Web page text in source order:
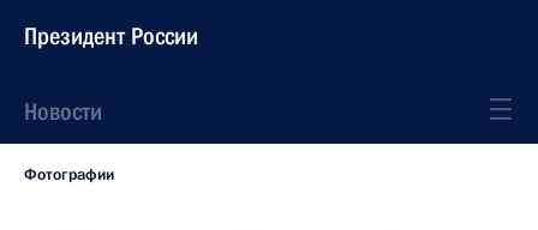
Президент России
Новости
Фотографии